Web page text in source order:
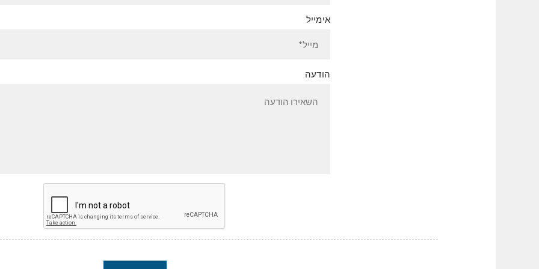
אימייל
הודעה